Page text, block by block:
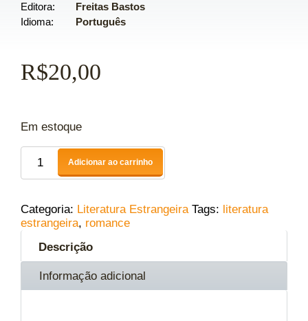
Editora
Freitas Bastos
Idioma
Português
R$20,00
Em estoque
Adicionar ao carrinho
Categoria: Literatura Estrangeira Tags: literatura
estrangeira, romance
Descrição
Informação adicional